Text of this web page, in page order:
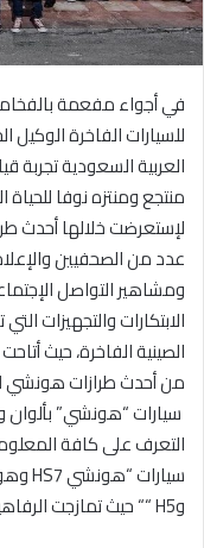
ل
ك
ت
ر
و
ن
في أجواء مفعمة
للسيارات الفاخرة الوكيل
العربية السعودية تجربة
منتجع ومنتزه نوفا
لإستعرضت خلالها أحدث
عدد من الصحفيين
ومشاهير التواصل
الابتكارات والتجهيزات
الصينية الفاخرة، حيث
سيارات “هونشي”
التعرف على كافة
سيارات “هونشي
وH5 “
“حيث تمازجت